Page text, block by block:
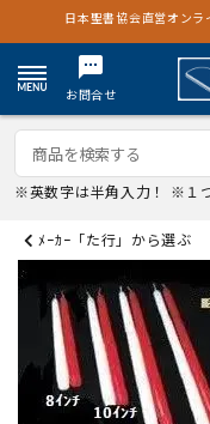
日本聖書協会直営オンラ
textsms
お問合せ
※英数字は半角入力！ ※１
ﾒｰｶｰ「た行」から選ぶ